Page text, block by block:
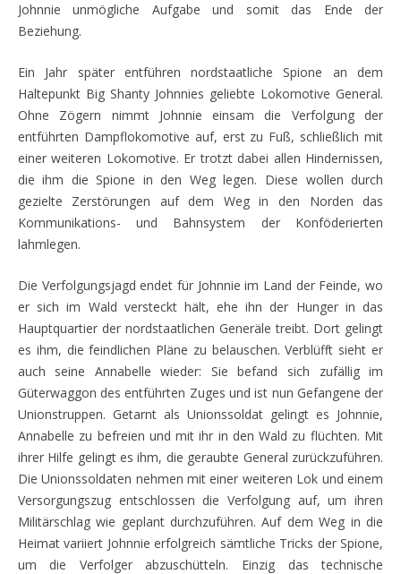
Johnnie unmögliche Aufgabe und somit das Ende der
Beziehung.
Ein Jahr später entführen nordstaatliche Spione an dem
Haltepunkt Big Shanty Johnnies geliebte Lokomotive General.
Ohne Zögern nimmt Johnnie einsam die Verfolgung der
entführten Dampflokomotive auf, erst zu Fuß, schließlich mit
einer weiteren Lokomotive. Er trotzt dabei allen Hindernissen,
die ihm die Spione in den Weg legen. Diese wollen durch
gezielte Zerstörungen auf dem Weg in den Norden das
Kommunikations- und Bahnsystem der Konföderierten
lahmlegen.
Die Verfolgungsjagd endet für Johnnie im Land der Feinde, wo
er sich im Wald versteckt hält, ehe ihn der Hunger in das
Hauptquartier der nordstaatlichen Generäle treibt. Dort gelingt
es ihm, die feindlichen Pläne zu belauschen. Verblüfft sieht er
auch seine Annabelle wieder: Sie befand sich zufällig im
Güterwaggon des entführten Zuges und ist nun Gefangene der
Unionstruppen. Getarnt als Unionssoldat gelingt es Johnnie,
Annabelle zu befreien und mit ihr in den Wald zu flüchten. Mit
ihrer Hilfe gelingt es ihm, die geraubte General zurückzuführen.
Die Unionssoldaten nehmen mit einer weiteren Lok und einem
Versorgungszug entschlossen die Verfolgung auf, um ihren
Militärschlag wie geplant durchzuführen. Auf dem Weg in die
Heimat variiert Johnnie erfolgreich sämtliche Tricks der Spione,
um die Verfolger abzuschütteln. Einzig das technische